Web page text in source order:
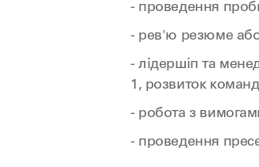
- проведення
- рев'ю резюме
- лідершіп та
1, розвиток
- робота з
- проведення